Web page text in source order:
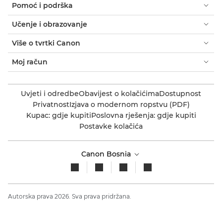
Pomoć i podrška
Učenje i obrazovanje
Više o tvrtki Canon
Moj račun
Uvjeti i odredbeObavijest o kolačićimaDostupnost
PrivatnostIzjava o modernom ropstvu (PDF)
Kupac: gdje kupitiPoslovna rješenja: gdje kupiti
Postavke kolačića
Canon Bosnia
Autorska prava 2026. Sva prava pridržana.